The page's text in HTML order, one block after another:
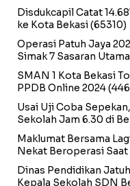
Disdukcapil Catat
ke Kota Bekasi(65310)
Operasi Patuh Jaya
Simak 7 Sasaran
SMAN 1 Kota Bekasi
PPDB Online 2024
Usai Uji Coba
Sekolah Jam 6.30 di
Maklumat Bersama
Nekat Beroperasi Saat
Dinas Pendidikan
Kepala Sekolah SDN